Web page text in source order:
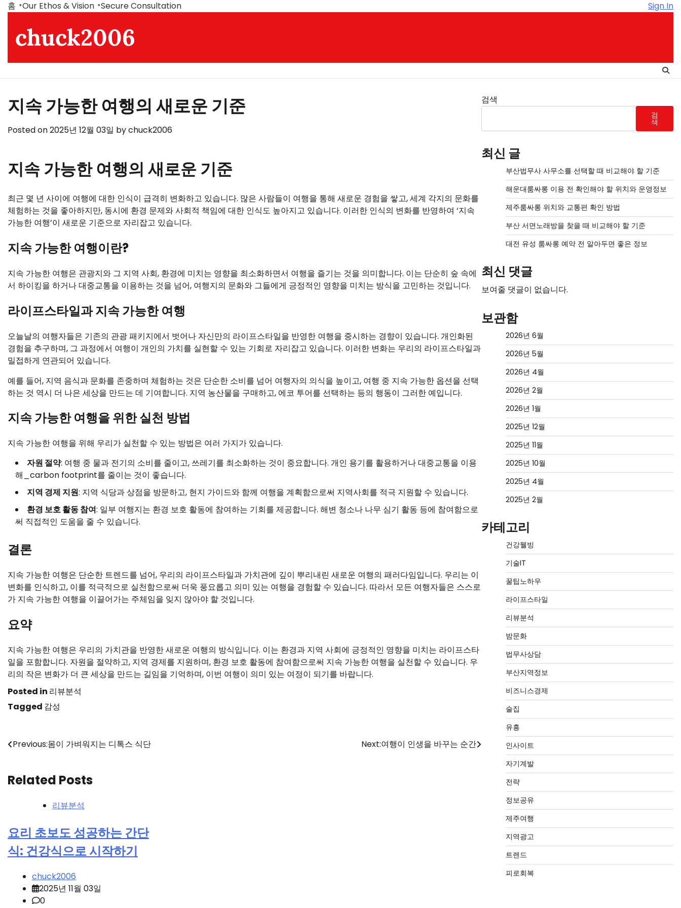
Skip
content
홈 Our Ethos & Vision Secure Consultation Sign In
chuck2006
지속 가능한 여행의 새로운 기준
Posted on2025년 12월 03일 bychuck2006
지속 가능한 여행의 새로운 기준
최근 몇 년 사이에 여행에 대한 인식이 급격히 변화하고 있습니다. 많은 사람들이 여행을 통해 새로운 경험을 쌓고, 세계 각지의 문화를
체험하는 것을 좋아하지만, 동시에 환경 문제와 사회적 책임에 대한 인식도 높아지고 있습니다. 이러한 인식의 변화를 반영하여 ‘지속
가능한 여행’이 새로운 기준으로 자리잡고 있습니다.
지속 가능한 여행이란?
지속 가능한 여행은 관광지와 그 지역 사회, 환경에 미치는 영향을 최소화하면서 여행을 즐기는 것을 의미합니다. 이는 단순히 숲 속에
서 하이킹을 하거나 대중교통을 이용하는 것을 넘어, 여행지의 문화와 그들에게 긍정적인 영향을 미치는 방식을 고민하는 것입니다.
라이프스타일과 지속 가능한 여행
오늘날의 여행자들은 기존의 관광 패키지에서 벗어나 자신만의 라이프스타일을 반영한 여행을 중시하는 경향이 있습니다. 개인화된
경험을 추구하며, 그 과정에서 여행이 개인의 가치를 실현할 수 있는 기회로 자리잡고 있습니다. 이러한 변화는 우리의 라이프스타일과
밀접하게 연관되어 있습니다.
예를 들어, 지역 음식과 문화를 존중하며 체험하는 것은 단순한 소비를 넘어 여행자의 의식을 높이고, 여행 중 지속 가능한 옵션을 선택
하는 것 역시 더 나은 세상을 만드는 데 기여합니다. 지역 농산물을 구매하고, 에코 투어를 선택하는 등의 행동이 그러한 예입니다.
지속 가능한 여행을 위한 실천 방법
지속 가능한 여행을 위해 우리가 실천할 수 있는 방법은 여러 가지가 있습니다.
자원 절약: 여행 중 물과 전기의 소비를 줄이고, 쓰레기를 최소화하는 것이 중요합니다. 개인 용기를 활용하거나 대중교통을 이용
해_carbon footprint를 줄이는 것이 좋습니다.
지역 경제 지원: 지역 식당과 상점을 방문하고, 현지 가이드와 함께 여행을 계획함으로써 지역사회를 적극 지원할 수 있습니다.
환경 보호 활동 참여: 일부 여행지는 환경 보호 활동에 참여하는 기회를 제공합니다. 해변 청소나 나무 심기 활동 등에 참여함으로
써 직접적인 도움을 줄 수 있습니다.
결론
지속 가능한 여행은 단순한 트렌드를 넘어, 우리의 라이프스타일과 가치관에 깊이 뿌리내린 새로운 여행의 패러다임입니다. 우리는 이
변화를 인식하고, 이를 적극적으로 실천함으로써 더욱 풍요롭고 의미 있는 여행을 경험할 수 있습니다. 따라서 모든 여행자들은 스스로
가 지속 가능한 여행을 이끌어가는 주체임을 잊지 않아야 할 것입니다.
요약
지속 가능한 여행은 우리의 가치관을 반영한 새로운 여행의 방식입니다. 이는 환경과 지역 사회에 긍정적인 영향을 미치는 라이프스타
일을 포함합니다. 자원을 절약하고, 지역 경제를 지원하며, 환경 보호 활동에 참여함으로써 지속 가능한 여행을 실천할 수 있습니다. 우
리의 작은 변화가 더 큰 세상을 만드는 길임을 기억하며, 이번 여행이 의미 있는 여정이 되기를 바랍니다.
Posted in 리뷰분석
Tagged 감성
글
색
Previous:몸이 가벼워지는 디톡스 식단 Next:여행이 인생을 바꾸는 순간
Related Posts
리뷰분석
요리 초보도 성공하는 간단
식: 건강식으로 시작하기
chuck2006
2025년 11월 03일
0
검색
검
색
최신 글
부산법무사 사무소를 선택할 때 비교해야 할 기준
해운대룸싸롱 이용 전 확인해야 할 위치와 운영정보
제주룸싸롱 위치와 교통편 확인 방법
부산 서면노래방을 찾을 때 비교해야 할 기준
대전 유성 룸싸롱 예약 전 알아두면 좋은 정보
최신 댓글
보여줄 댓글이 없습니다.
보관함
2026년 6월
2026년 5월
2026년 4월
2026년 2월
2026년 1월
2025년 12월
2025년 11월
2025년 10월
2025년 4월
2025년 2월
카테고리
건강웰빙
기술IT
꿀팁노하우
라이프스타일
리뷰분석
밤문화
법무사상담
부산지역정보
비즈니스경제
술집
유흥
인사이트
자기계발
전략
정보공유
제주여행
지역광고
트렌드
피로회복